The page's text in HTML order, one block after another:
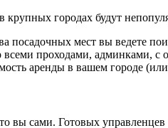
городах будут
посадочных мест вы ведете
проходами, админками,
аренды в вашем городе
вы сами. Готовых